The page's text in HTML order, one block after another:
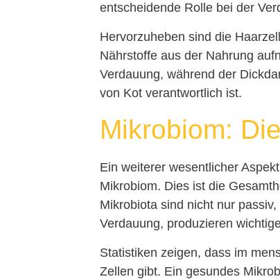
entscheidende Rolle bei der
Hervorzuheben sind die
Nährstoffe aus der Nahrung
Verdauung, während der
von Kot verantwortlich ist.
Mikrobiom:
Ein weiterer wesentlicher
Mikrobiom. Dies ist die
Mikrobiota sind nicht nur
Verdauung, produzieren
Statistiken zeigen, dass im
Zellen gibt. Ein gesundes